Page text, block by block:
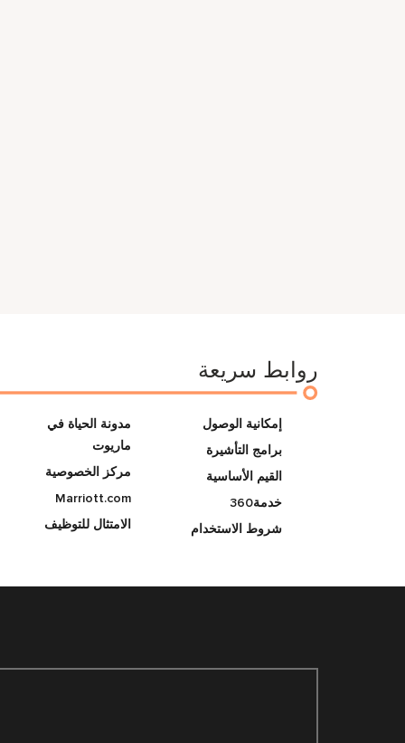
روابط سريعة
إمكانية الوصول
برامج التأشيرة
القيم الأساسية
خدمة360
شروط الاستخدام
مدونة الحياة في
ماريوت
مركز الخصوصية
Marriott.com
الامتثال للتوظيف